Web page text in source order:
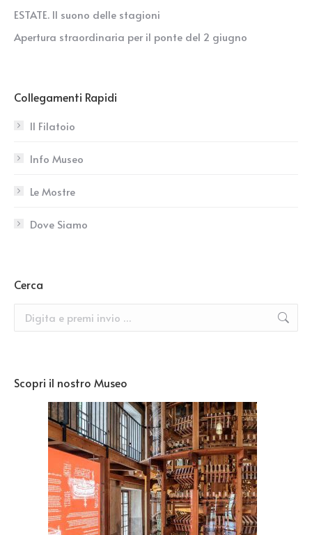
ESTATE. Il suono delle stagioni
Apertura straordinaria per il ponte del 2 giugno
Collegamenti Rapidi
Il Filatoio
Info Museo
Le Mostre
Dove Siamo
Cerca
Search:
Scopri il nostro Museo